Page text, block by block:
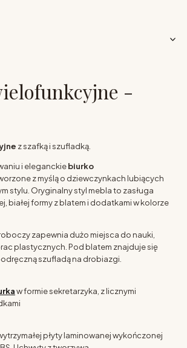
-
z szafką i szufladką.
i eleganckiebiurko
z myślą o dziewczynkach lubiących
stylu. Oryginalny styl mebla to zasługa
białej formy z blatem i dodatkami w kolorze
zapewnia dużo miejsca do nauki,
plastycznych. Pod blatem znajduje się
szufladą na drobiazgi.
w formie sekretarzyka, z licznymi
płyty laminowanej wykończonej